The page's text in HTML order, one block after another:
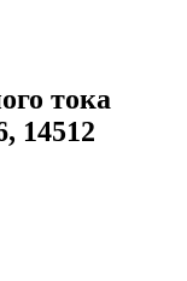
тока
14512